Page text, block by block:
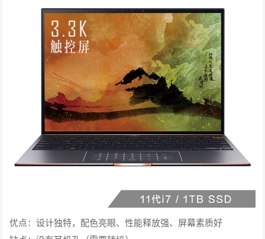
优点：设计独特，配色亮眼、性能释放强、屏幕素质好